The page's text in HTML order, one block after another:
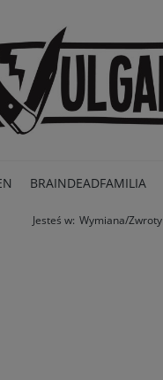
BRAINDEADFAMILIA
Jesteś w: Wymiana/Zwroty